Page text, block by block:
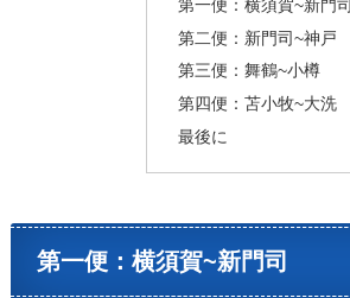
第一便：横須賀~新門司
第二便：新門司~神戸
第三便：舞鶴~小樽
第四便：苫小牧~大洗
最後に
第一便：横須賀~新門司